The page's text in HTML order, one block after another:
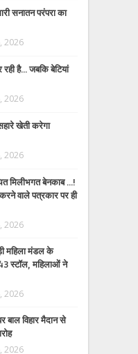
सनातन परंपरा का
2026
है… जबकि बेटियां
2026
खेती करेगा
2026
मिलीभगत बेनकाब ...!
वाले पत्रकार पर ही
2026
महिला मंडल के
स्टॉल, महिलाओं ने
2026
बाल विहार मैदान से
2026